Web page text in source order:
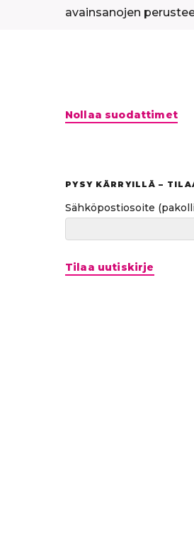
avainsanojen
Hyppää
Nollaa suodattimet
PYSY KÄRRYILLÄ –
Sähköpostiosoite
Tilaa uutiskirje